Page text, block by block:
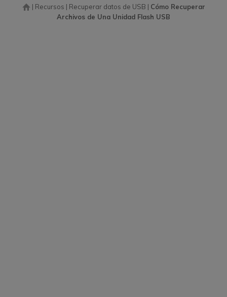
| Recursos | Recuperar datos de USB | Cómo Recuperar
Archivos de Una Unidad Flash USB